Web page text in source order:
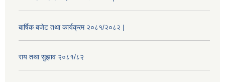
बार्षिक बजेट तथा कार्यक्रम २०८१/२०८२ |
राय तथा सुझाव २०८१/८२